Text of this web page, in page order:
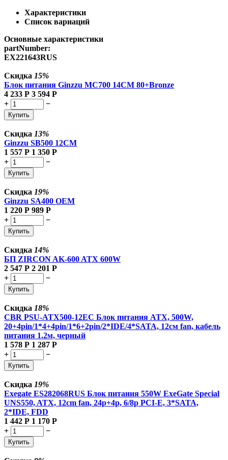
Характеристики
Список вариаций
Основные характеристики
partNumber:
EX221643RUS
Скидка 15%
Блок питания Ginzzu MC700 14CM 80+Bronze
4 233 Р 3 594 Р
+
−
Купить
Скидка 13%
Ginzzu SB500 12CM
1 557 Р 1 350 Р
+
−
Купить
Скидка 19%
Ginzzu SA400 OEM
1 220 Р 989 Р
+
−
Купить
Скидка 14%
БП ZIRCON AK-600 ATX 600W
2 547 Р 2 201 Р
+
−
Купить
Скидка 18%
CBR PSU-ATX500-12EC Блок питания ATX, 500W,
20+4pin/1*4+4pin/1*6+2pin/2*IDE/4*SATA, 12см fan, кабель
питания 1.2м, черный
1 578 Р 1 287 Р
+
−
Купить
Скидка 19%
Exegate ES282068RUS Блок питания 550W ExeGate Special
UNS550, ATX, 12cm fan, 24p+4p, 6/8p PCI-E, 3*SATA,
2*IDE, FDD
1 442 Р 1 170 Р
+
−
Купить